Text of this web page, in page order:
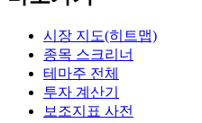
시장 지도(히트맵)
종목 스크리너
테마주 전체
투자 계산기
보조지표 사전